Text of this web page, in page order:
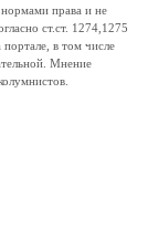
права и не
ст.ст. 1274,1275
в том числе
Мнение